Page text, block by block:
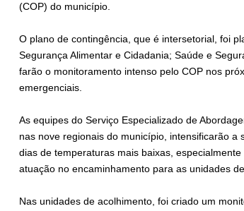
(COP) do município.
O plano de contingência, que é intersetorial, foi
Segurança Alimentar e Cidadania; Saúde e
farão o monitoramento intenso pelo COP nos
emergenciais.
As equipes do Serviço Especializado de
nas nove regionais do município, intensificarão
dias de temperaturas mais baixas,
atuação no encaminhamento para as unidades
Nas unidades de acolhimento, foi criado um